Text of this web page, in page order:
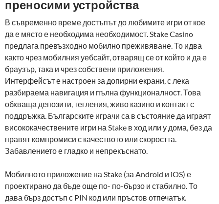
преносими устройства
В съвременно време достъпът до любимите игри от кое
да е място е необходима необходимост. Stake Casino
предлага превъзходно мобилно преживяване. То идва
както чрез мобилния уебсайт, отварящ се от който и да е
браузър, така и чрез собствени приложения.
Интерфейсът е настроен за допирни екрани, с лека
разбираема навигация и пълна функционалност. Това
обхваща депозити, тегления, живо казино и контакт с
поддръжка. Българските играчи са в състояние да играят
висококачествените игри на Stake в ход или у дома, без да
правят компромиси с качеството или скоростта.
Забавлението е гладко и непрекъснато.
Мобилното приложение на Stake (за Android и iOS) е
проектирано да бъде още по- по-бързо и стабилно. То
дава бърз достъп с PIN код или пръстов отпечатък.